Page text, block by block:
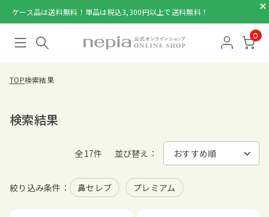
ケース品は送料無料！単品は税込3,300円以上で送料無料！
0
TOP検索結果
検索結果
全17件 並び替え：
絞り込み条件： 鼻セレブ プレミアム